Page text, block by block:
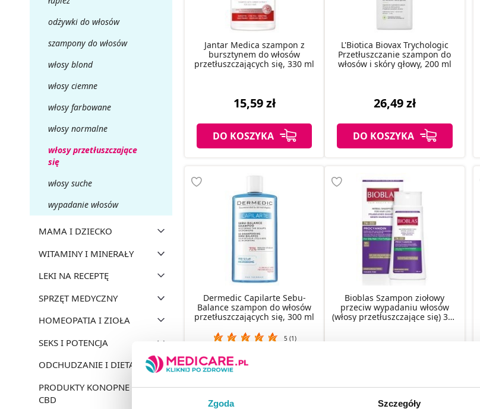
Zgoda Szczegóły
odżywki do włosów
szampony do włosów
włosy blond
włosy ciemne
włosy farbowane
włosy normalne
włosy przetłuszczające
się
włosy suche
wypadanie włosów
MAMA I DZIECKO
WITAMINY I MINERAŁY
LEKI NA RECEPTĘ
SPRZĘT MEDYCZNY
HOMEOPATIA I ZIOŁA
SEKS I POTENCJA
ODCHUDZANIE I DIETA
PRODUKTY KONOPNE
CBD
Jantar Medica szampon z
bursztynem do włosów
przetłuszczających się, 330 ml
15,59 zł
DO KOSZYKA
L'Biotica Biovax Trychologic
Przetłuszczanie szampon do
włosów i skóry głowy, 200 ml
26,49 zł
DO KOSZYKA
Dermedic Capilarte Sebu-
Balance szampon do włosów
przetłuszczających się, 300 ml
5 (1)
40,99 zł
DO KOSZYKA
Bioblas Szampon ziołowy
przeciw wypadaniu włosów
(włosy przetłuszczające się) 360
DO KOSZYKA